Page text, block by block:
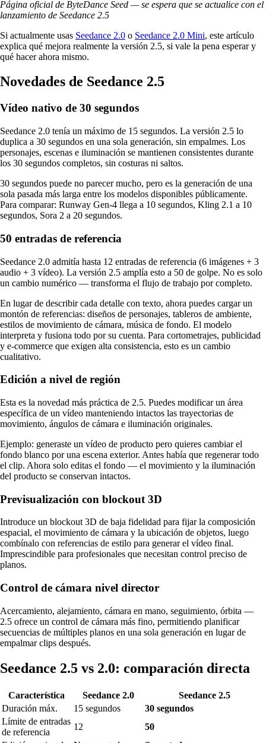
Página oficial de ByteDance Seed — se espera que se actualice con el
lanzamiento de Seedance 2.5
Si actualmente usas Seedance 2.0 o Seedance 2.0 Mini, este artículo
explica qué mejora realmente la versión 2.5, si vale la pena esperar y
qué hacer ahora mismo.
Novedades de Seedance 2.5
Vídeo nativo de 30 segundos
Seedance 2.0 tenía un máximo de 15 segundos. La versión 2.5 lo
duplica a 30 segundos en una sola generación, sin empalmes. Los
personajes, escenas e iluminación se mantienen consistentes durante
los 30 segundos completos, sin costuras ni saltos.
30 segundos puede no parecer mucho, pero es la generación de una
sola pasada más larga entre los modelos disponibles públicamente.
Para comparar: Runway Gen-4 llega a 10 segundos, Kling 2.1 a 10
segundos, Sora 2 a 20 segundos.
50 entradas de referencia
Seedance 2.0 admitía hasta 12 entradas de referencia (6 imágenes + 3
audio + 3 vídeo). La versión 2.5 amplía esto a 50 de golpe. No es solo
un cambio numérico — transforma el flujo de trabajo por completo.
En lugar de describir cada detalle con texto, ahora puedes cargar un
montón de referencias: diseños de personajes, tableros de ambiente,
estilos de movimiento de cámara, música de fondo. El modelo
interpreta y fusiona todo por su cuenta. Para cortometrajes, publicidad
y e-commerce que exigen alta consistencia, esto es un cambio
cualitativo.
Edición a nivel de región
Esta es la novedad más práctica de 2.5. Puedes modificar un área
específica de un vídeo manteniendo intactos las trayectorias de
movimiento, ángulos de cámara e iluminación originales.
Ejemplo: generaste un vídeo de producto pero quieres cambiar el
fondo blanco por una escena exterior. Antes había que regenerar todo
el clip. Ahora solo editas el fondo — el movimiento y la iluminación
del producto se conservan intactos.
Previsualización con blockout 3D
Introduce un blockout 3D de baja fidelidad para fijar la composición
espacial, el movimiento de cámara y la ubicación de objetos, luego
combínalo con referencias de estilo para generar el vídeo final.
Imprescindible para profesionales que necesitan control preciso de
planos.
Control de cámara nivel director
Acercamiento, alejamiento, cámara en mano, seguimiento, órbita —
2.5 ofrece un control de cámara más fino, permitiendo planificar
secuencias de múltiples planos en una sola generación en lugar de
empalmar clips después.
Seedance 2.5 vs 2.0: comparación directa
Característica Seedance 2.0
Seedance 2.5
Duración máx.
15 segundos
30 segundos
Límite de entradas
de referencia
12
50